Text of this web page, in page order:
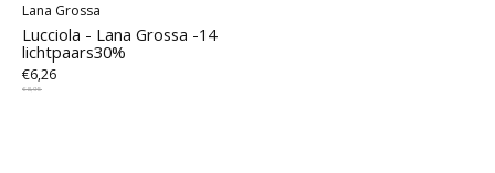
Lana Grossa
Lucciola - Lana Grossa -14
lichtpaars30%
€6,26
€8,95